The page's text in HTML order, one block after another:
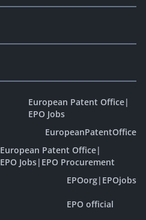
European Patent Office|
EPO Jobs
EuropeanPatentOffice
European Patent Office|
EPO Jobs| EPO Procurement
EPOorg| EPOjobs
EPO official